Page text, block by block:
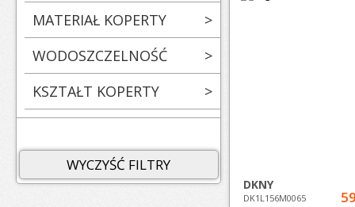
MATERIAŁ KOPERTY
>
WODOSZCZELNOŚĆ
>
KSZTAŁT KOPERTY
>
WYCZYŚĆ FILTRY
DKNY
DK1L156M0065